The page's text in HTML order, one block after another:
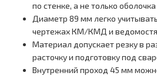
по стенке, а не только
Диаметр 89 мм легко
чертежах КМ/КМД и
Материал допускает резку в
расточку и подготовку под
Внутренний проход 45 мм